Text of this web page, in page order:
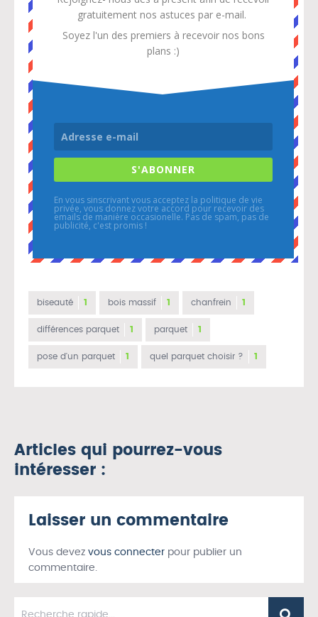
gratuitement nos astuces par e-mail.
Soyez l'un des premiers à recevoir nos bons
plans :)
S'ABONNER
En vous sinscrivant vous acceptez la politique de vie
privée, vous donnez votre accord pour recevoir des
emails de manière occasionelle. Pas de spam, pas de
publicité, c'est promis !
biseauté 1 bois massif 1 chanfrein 1
différences parquet 1 parquet 1
pose d'un parquet 1 quel parquet choisir ? 1
Articles qui pourrez-vous
intéresser :
Laisser un commentaire
Vous devez vous connecter pour publier un
commentaire.